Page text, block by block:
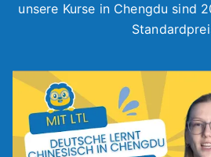
unsere Kurse in Chengdu sind